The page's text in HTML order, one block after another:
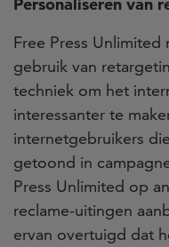
Free Press Unlimited
gebruik van
techniek om het
interessanter te
internetgebruikers
getoond in
Press Unlimited op
reclame-uitingen
ervan overtuigd dat